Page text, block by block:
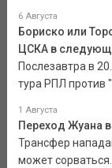
6 Августа
Бориско или
ЦСКА в
Послезавтра в
тура РПЛ против
1 Августа
Переход Жуана
Трансфер
может сорваться.